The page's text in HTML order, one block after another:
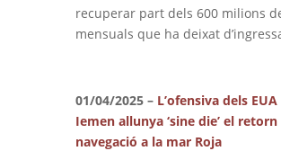
recuperar part dels 600 milions
mensuals que ha deixat
01/04/2025 – L’ofensiva dels EUA
Iemen allunya ‘sine die’ el
navegació a la mar Roja